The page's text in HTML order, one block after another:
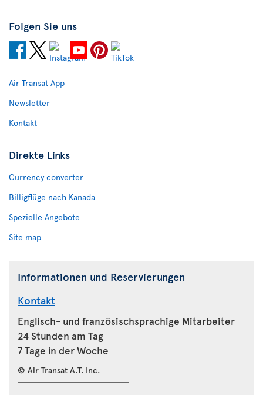
Folgen Sie uns
Air Transat App
Newsletter
Kontakt
Direkte Links
Currency converter
Billigflüge nach Kanada
Spezielle Angebote
Site map
Informationen und Reservierungen
Kontakt
Englisch- und französischsprachige Mitarbeiter
24 Stunden am Tag
7 Tage in der Woche
© Air Transat A.T. Inc.